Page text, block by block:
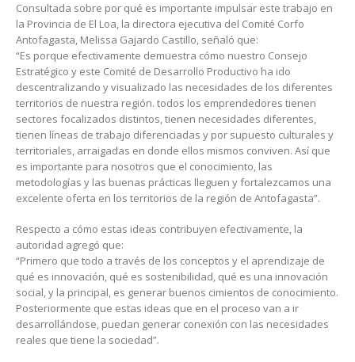
Consultada sobre por qué es importante impulsar este trabajo en
la Provincia de El Loa, la directora ejecutiva del Comité Corfo
Antofagasta, Melissa Gajardo Castillo, señaló que:
“Es porque efectivamente demuestra cómo nuestro Consejo
Estratégico y este Comité de Desarrollo Productivo ha ido
descentralizando y visualizado las necesidades de los diferentes
territorios de nuestra región. todos los emprendedores tienen
sectores focalizados distintos, tienen necesidades diferentes,
tienen líneas de trabajo diferenciadas y por supuesto culturales y
territoriales, arraigadas en donde ellos mismos conviven. Así que
es importante para nosotros que el conocimiento, las
metodologías y las buenas prácticas lleguen y fortalezcamos una
excelente oferta en los territorios de la región de Antofagasta”.
Respecto a cómo estas ideas contribuyen efectivamente, la
autoridad agregó que:
“Primero que todo a través de los conceptos y el aprendizaje de
qué es innovación, qué es sostenibilidad, qué es una innovación
social, y la principal, es generar buenos cimientos de conocimiento.
Posteriormente que estas ideas que en el proceso van a ir
desarrollándose, puedan generar conexión con las necesidades
reales que tiene la sociedad”.